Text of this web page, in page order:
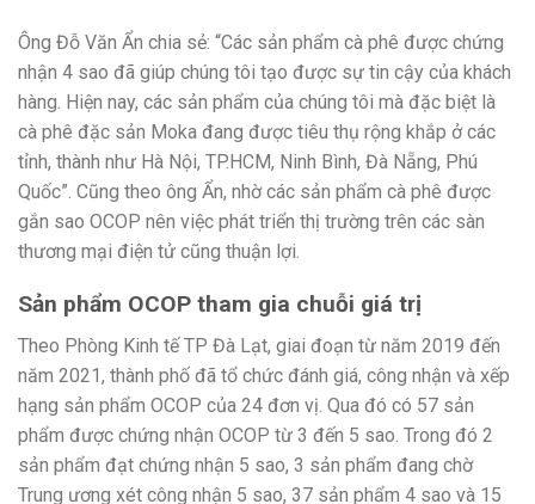
Ông Đỗ Văn Ẩn chia sẻ: “Các sản phẩm cà phê được chứng
nhận 4 sao đã giúp chúng tôi tạo được sự tin cậy của khách
hàng. Hiện nay, các sản phẩm của chúng tôi mà đặc biệt là
cà phê đặc sản Moka đang được tiêu thụ rộng khắp ở các
tỉnh, thành như Hà Nội, TP.HCM, Ninh Bình, Đà Nẵng, Phú
Quốc”. Cũng theo ông Ẩn, nhờ các sản phẩm cà phê được
gắn sao OCOP nên việc phát triển thị trường trên các sàn
thương mại điện tử cũng thuận lợi.
Sản phẩm OCOP tham gia chuỗi giá trị
Theo Phòng Kinh tế TP Đà Lạt, giai đoạn từ năm 2019 đến
năm 2021, thành phố đã tổ chức đánh giá, công nhận và xếp
hạng sản phẩm OCOP của 24 đơn vị. Qua đó có 57 sản
phẩm được chứng nhận OCOP từ 3 đến 5 sao. Trong đó 2
sản phẩm đạt chứng nhận 5 sao, 3 sản phẩm đang chờ
Trung ương xét công nhận 5 sao, 37 sản phẩm 4 sao và 15